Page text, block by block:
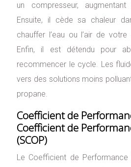
un compresseur,
Ensuite, il cède sa chaleur
chauffer l’eau ou l’air de
Enfin, il est détendu pour
recommencer le cycle. Les
vers des solutions moins
propane.
Coefficient de
Coefficient de
(SCOP)
Le Coefficient de Performance